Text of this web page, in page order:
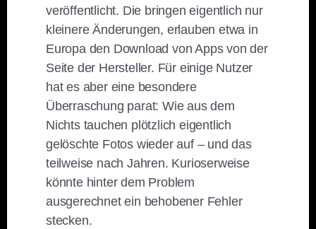
veröffentlicht. Die bringen eigentlich nur
kleinere Änderungen, erlauben etwa in
Europa den Download von Apps von der
Seite der Hersteller. Für einige Nutzer
hat es aber eine besondere
Überraschung parat: Wie aus dem
Nichts tauchen plötzlich eigentlich
gelöschte Fotos wieder auf – und das
teilweise nach Jahren. Kurioserweise
könnte hinter dem Problem
ausgerechnet ein behobener Fehler
stecken.